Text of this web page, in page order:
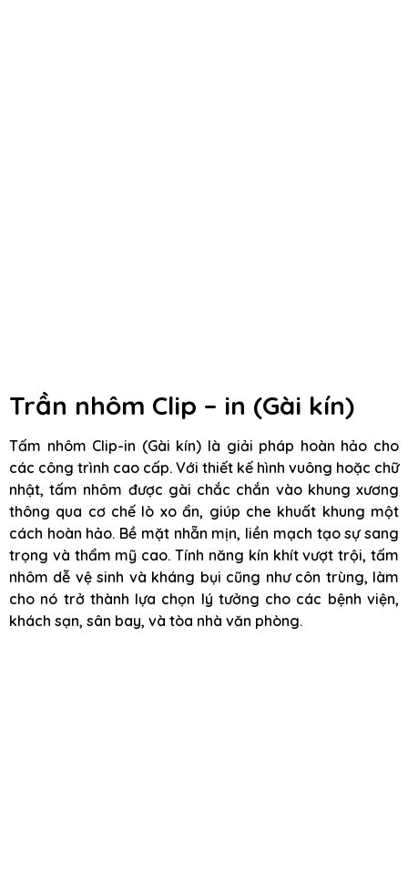
Trần nhôm Clip – in (Gài kín)
Tấm nhôm Clip-in (Gài kín) là giải pháp hoàn hảo cho
các công trình cao cấp. Với thiết kế hình vuông hoặc chữ
nhật, tấm nhôm được gài chắc chắn vào khung xương
thông qua cơ chế lò xo ẩn, giúp che khuất khung một
cách hoàn hảo. Bề mặt nhẵn mịn, liền mạch tạo sự sang
trọng và thẩm mỹ cao. Tính năng kín khít vượt trội, tấm
nhôm dễ vệ sinh và kháng bụi cũng như côn trùng, làm
cho nó trở thành lựa chọn lý tưởng cho các bệnh viện,
khách sạn, sân bay, và tòa nhà văn phòng.